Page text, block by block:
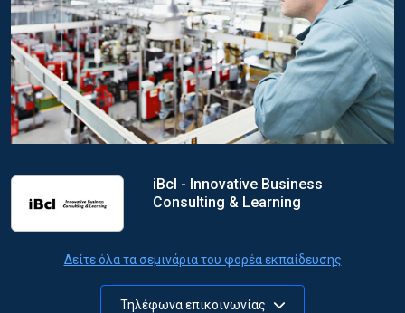
iBcl - Innovative Business
Consulting & Learning
Δείτε όλα τα σεμινάρια του φορέα εκπαίδευσης
Τηλέφωνα επικοινωνίας